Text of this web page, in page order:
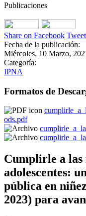
Publicaciones
Share on Facebook
Fecha de la publicación:
Miércoles, 10 Marzo,
Categoría:
IPNA
Formatos de
ods.pdf
Cumplirle a las
adolescentes:
pública en
2023) para